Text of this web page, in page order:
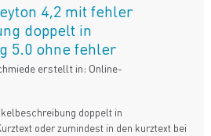
4,2 mit fehler
doppelt in
5.0 ohne fehler
erstellt in: Online-
doppelt in
oder zumindest in den kurztext bei